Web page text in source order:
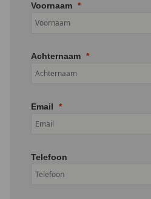
Voornaam
Achternaam
Email
Telefoon